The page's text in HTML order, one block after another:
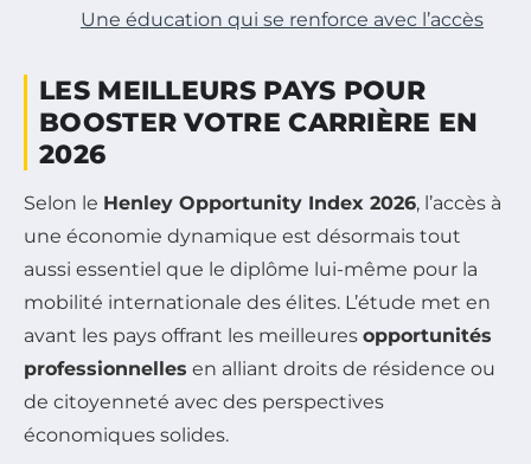
Une éducation qui se renforce avec l’accès
LES MEILLEURS PAYS POUR
BOOSTER VOTRE CARRIÈRE EN
2026
Selon le Henley Opportunity Index 2026, l’accès à
une économie dynamique est désormais tout
aussi essentiel que le diplôme lui-même pour la
mobilité internationale des élites. L’étude met en
avant les pays offrant les meilleures opportunités
professionnelles en alliant droits de résidence ou
de citoyenneté avec des perspectives
économiques solides.